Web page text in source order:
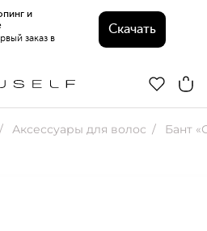
и
заказ в
Скачать
Аксессуары для волос Бант